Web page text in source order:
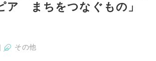
ア まちをつなぐもの」
| その他